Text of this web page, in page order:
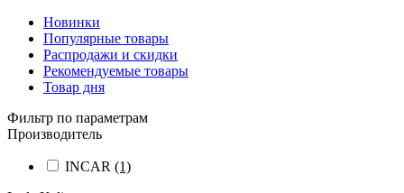
Новинки
Популярные товары
Распродажи и скидки
Рекомендуемые товары
Товар дня
Фильтр по параметрам
Производитель
INCAR (1)